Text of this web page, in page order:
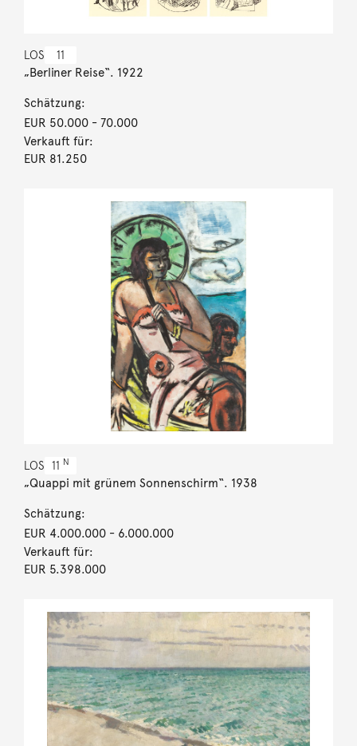
LOS 11
„Berliner Reise“. 1922
Schätzung:
EUR 50.000- 70.000
Verkauft für:
EUR 81.250
LOS 11 N
„Quappi mit grünem Sonnenschirm“. 1938
Schätzung:
EUR 4.000.000- 6.000.000
Verkauft für:
EUR 5.398.000